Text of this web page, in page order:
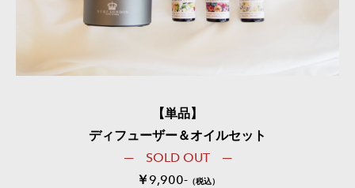
【単品】
​ディフューザー＆オイルセット
─ SOLD OUT ─
​​￥9,900-（税込）